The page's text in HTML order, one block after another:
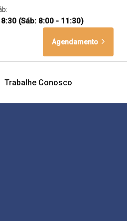
(Sáb: 8:00 - 11:30)
Agendamento
Trabalhe Conosco